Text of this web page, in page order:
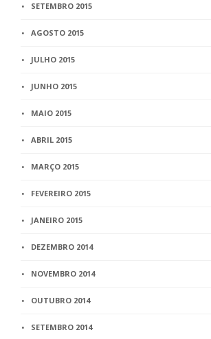
SETEMBRO 2015
AGOSTO 2015
JULHO 2015
JUNHO 2015
MAIO 2015
ABRIL 2015
MARÇO 2015
FEVEREIRO 2015
JANEIRO 2015
DEZEMBRO 2014
NOVEMBRO 2014
OUTUBRO 2014
SETEMBRO 2014